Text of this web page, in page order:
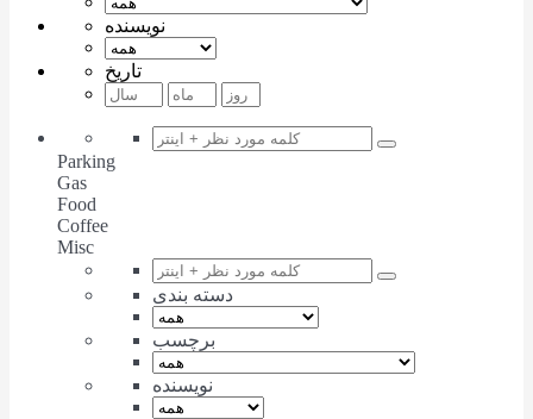
نویسنده
تاریخ
Parking
Gas
Food
Coffee
Misc
دسته بندی
برچسب
نویسنده